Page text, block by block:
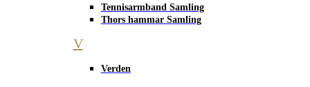
Tennisarmband Samling
Thors hammar Samling
V
Verden